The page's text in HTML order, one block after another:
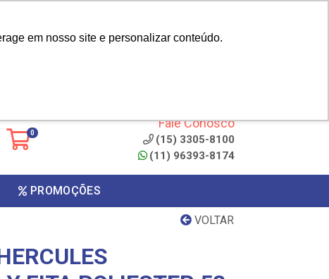
em nosso site e personalizar conteúdo.
0
Fale Conosco
(15) 3305-8100
(11) 96393-8174
PROMOÇÕES
VOLTAR